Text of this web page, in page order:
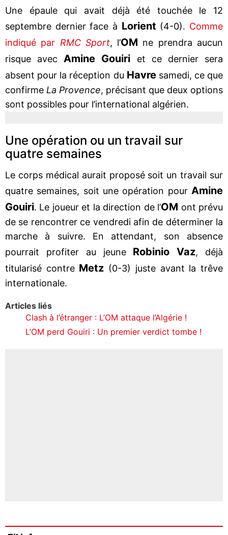
Une épaule qui avait déjà été touchée le 12
septembre dernier face à Lorient (4-0). Comme
indiqué par RMC Sport, l’OM ne prendra aucun
risque avec Amine Gouiri et ce dernier sera
absent pour la réception du Havresamedi, ce que
confirme La Provence, précisant que deux options
sont possibles pour l’international algérien.
Une opération ou un travail sur
quatre semaines
Le corps médical aurait proposé soit un travail sur
quatre semaines, soit une opération pour Amine
Gouiri. Le joueur et la direction de l’OM ont prévu
de se rencontrer ce vendredi afin de déterminer la
marche à suivre. En attendant, son absence
pourrait profiter au jeune Robinio Vaz, déjà
titularisé contre Metz (0-3) juste avant la trêve
internationale.
Articles liés
Clash à l’étranger : L’OM attaque l’Algérie !
L’OM perd Gouiri : Un premier verdict tombe !